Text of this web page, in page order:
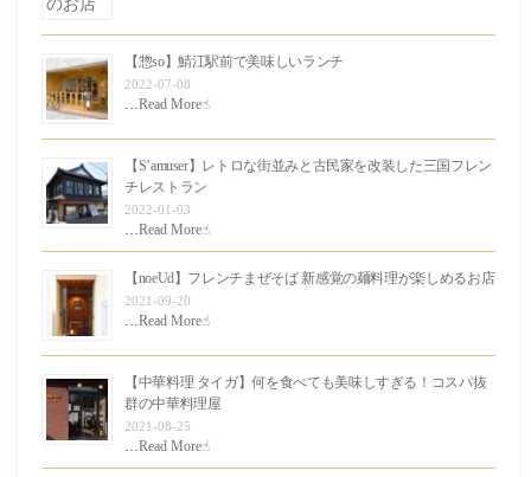
【惣so】鯖江駅前で美味しいランチ
2022-07-08
Read More☝︎
【S’amuser】レトロな街並みと古民家を改装した三国フレン
チレストラン
2022-01-03
Read More☝︎
【noeUd】フレンチまぜそば 新感覚の麺料理が楽しめるお店
2021-09-20
Read More☝︎
【中華料理 タイガ】何を食べても美味しすぎる！コスパ抜
群の中華料理屋
2021-08-25
Read More☝︎